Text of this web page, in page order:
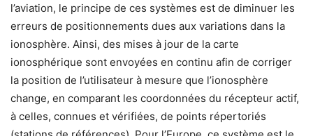
l’aviation, le principe de ces systèmes est de diminuer les
erreurs de positionnements dues aux variations dans la
ionosphère. Ainsi, des mises à jour de la carte
ionosphérique sont envoyées en continu afin de corriger
la position de l’utilisateur à mesure que l’ionosphère
change, en comparant les coordonnées du récepteur actif,
à celles, connues et vérifiées, de points répertoriés